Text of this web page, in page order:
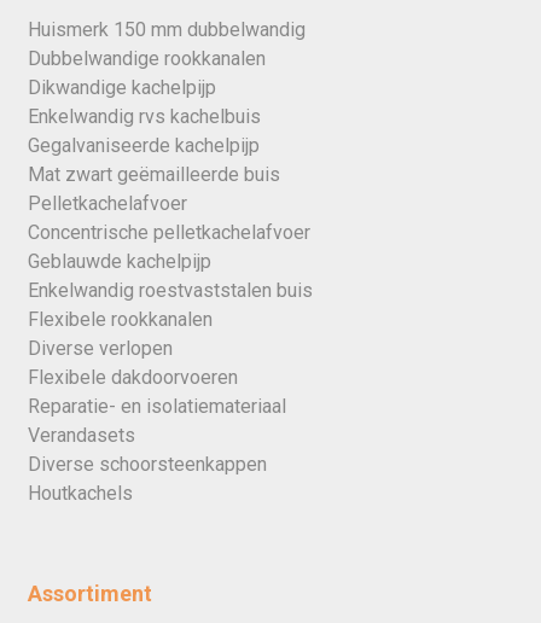
Huismerk 150 mm dubbelwandig
Dubbelwandige rookkanalen
Dikwandige kachelpijp
Enkelwandig rvs kachelbuis
Gegalvaniseerde kachelpijp
Mat zwart geëmailleerde buis
Pelletkachelafvoer
Concentrische pelletkachelafvoer
Geblauwde kachelpijp
Enkelwandig roestvaststalen buis
Flexibele rookkanalen
Diverse verlopen
Flexibele dakdoorvoeren
Reparatie- en isolatiemateriaal
Verandasets
Diverse schoorsteenkappen
Houtkachels
Assortiment